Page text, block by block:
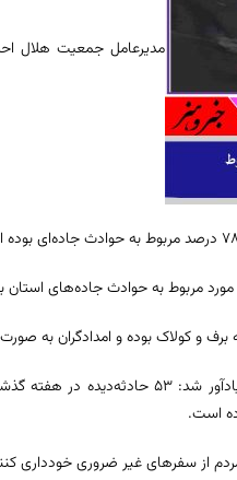
مدیرعامل جمعیت هلال
بوده و امدادگران به صورت فنی نسبت به
مدیرعامل جمعیت هلال احمر خراسان
از سفرهای غیر ضروری خودداری